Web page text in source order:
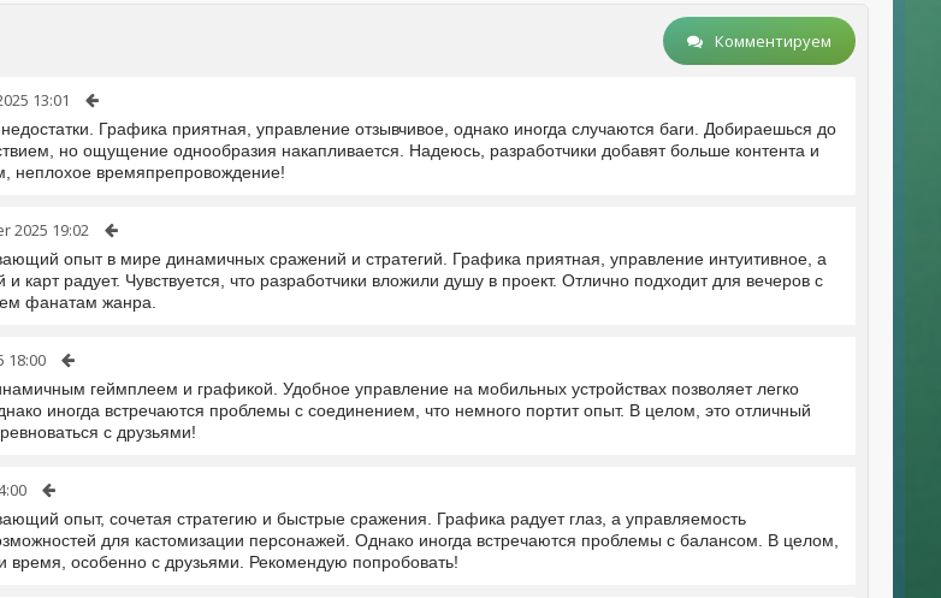
Комментируем
13:01
Графика приятная, управление отзывчивое, однако иногда случаются баги. Добираешься до
но ощущение однообразия накапливается. Надеюсь, разработчики добавят больше контента и
неплохое времяпрепровождение!
2025 19:02
опыт в мире динамичных сражений и стратегий. Графика приятная, управление интуитивное, а
карт радует. Чувствуется, что разработчики вложили душу в проект. Отлично подходит для вечеров с
фанатам жанра.
18:00
геймплеем и графикой. Удобное управление на мобильных устройствах позволяет легко
иногда встречаются проблемы с соединением, что немного портит опыт. В целом, это отличный
с друзьями!
опыт, сочетая стратегию и быстрые сражения. Графика радует глаз, а управляемость
для кастомизации персонажей. Однако иногда встречаются проблемы с балансом. В целом,
время, особенно с друзьями. Рекомендую попробовать!